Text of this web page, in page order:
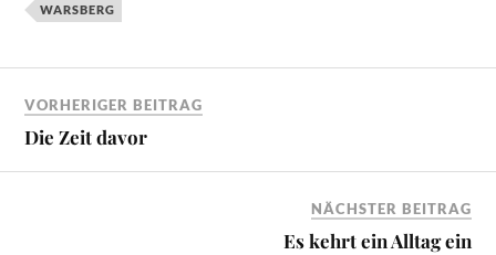
WARSBERG
VORHERIGER BEITRAG
Die Zeit davor
NÄCHSTER BEITRAG
Es kehrt ein Alltag ein